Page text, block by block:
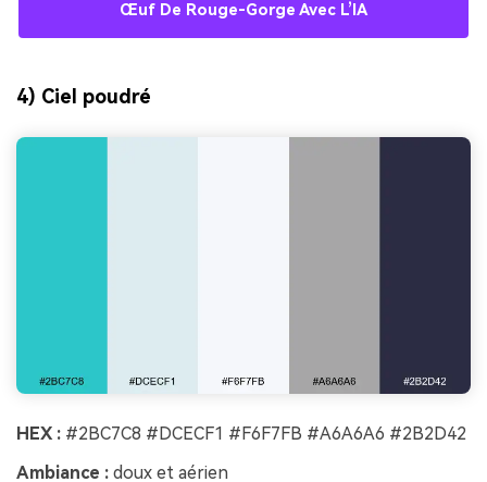
Œuf De Rouge-Gorge Avec L’IA
4) Ciel poudré
HEX : #2BC7C8 #DCECF1 #F6F7FB #A6A6A6 #2B2D42
Ambiance : doux et aérien